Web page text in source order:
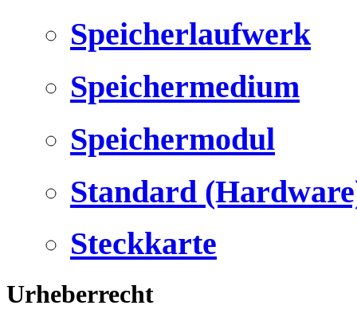
Speicherlaufwerk
Speichermedium
Speichermodul
Standard
Steckkarte
Urheberrecht